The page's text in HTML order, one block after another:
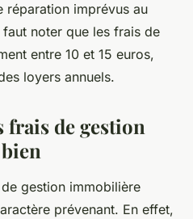
réparation imprévus au
faut noter que les frais de
entre 10 et 15 euros,
loyers annuels.
frais de gestion
gestion immobilière
prévenant. En effet,